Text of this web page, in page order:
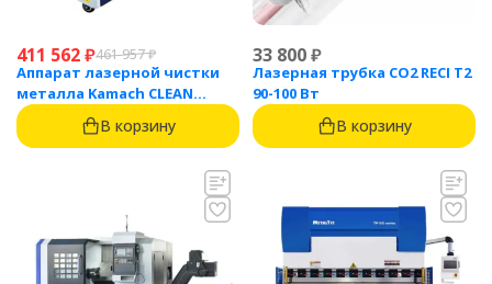
411 562₽461 957₽
Аппарат лазерной чистки
металла Kamach CLEAN
1500BW
В корзину
33 800₽
Лазерная трубка CO2 RECI T2
90-100 Вт
В корзину